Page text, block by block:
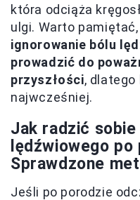
która odciąża
ulgi. Warto pamiętać,
ignorowanie bólu
prowadzić do
przyszłości,
najwcześniej.
Jak radzić sobie
lędźwiowego po
Sprawdzone
Jeśli po porodzie